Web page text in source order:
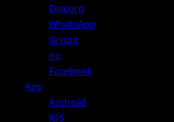
Discord
WhatsApp
Grupo
no
Facebook
App
Android
iOS